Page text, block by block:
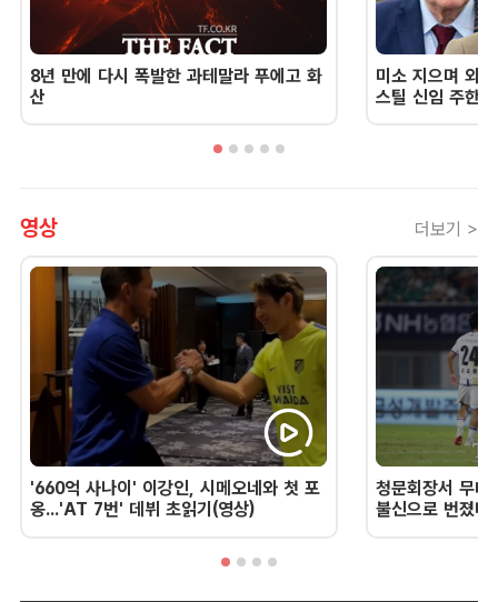
8년 만에 다시 폭발한 과테말라 푸에고 화
산
미소 지으며 외
스틸 신임 주한
영상 더보기 >
'660억 사나이' 이강인, 시메오네와 첫 포
옹...'AT 7번' 데뷔 초읽기(영상)
청문회장서 무너
불신으로 번졌